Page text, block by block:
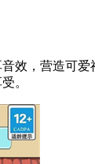
效，营造可爱
。